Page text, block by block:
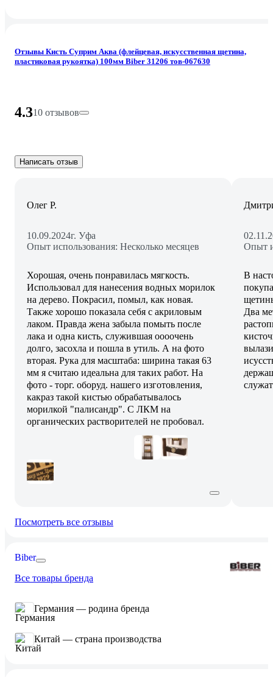
Отзывы Кисть Суприм Аква (флейцевая, искусственная щетина,
пластиковая рукоятка) 100мм Biber 31206 тов-067630
4.310 отзывов
Написать отзыв
Олег Р.
10.09.2024г. Уфа
Опыт использования: Несколько месяцев
Хорошая, очень понравилась мягкость.
Использовал для нанесения водных морилок
на дерево. Покрасил, помыл, как новая.
Также хорошо показала себя с акриловым
лаком. Правда жена забыла помыть после
лака и одна кисть, служившая оооочень
долго, засохла и пошла в утиль. А на фото
вторая. Рука для масштаба: ширина такая 63
мм я считаю идеальна для таких работ. На
фото - торг. оборуд. нашего изготовления,
какраз такой кистью обрабатывалось
морилкой "палисандр". С ЛКМ на
органических растворителей не пробовал.
Опыт
В
Два
Посмотреть все отзывы
Biber
Все товары бренда
Германия — родина бренда
Китай — страна производства